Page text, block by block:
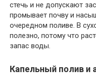
стечь и не допускают
промывает почву и
очередном поливе. В
полезно, потому что
запас воды.
Капельный полив и